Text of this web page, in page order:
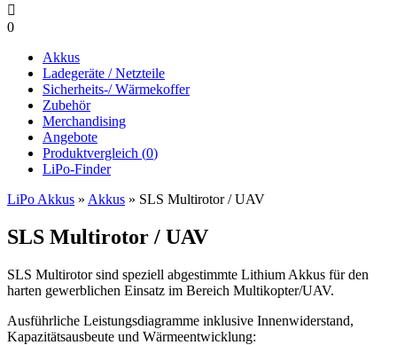

0
Akkus
Ladegeräte / Netzteile
Sicherheits-/ Wärmekoffer
Zubehör
Merchandising
Angebote
Produktvergleich (0)
LiPo-Finder
LiPo Akkus » Akkus » SLS Multirotor / UAV
SLS Multirotor / UAV
SLS Multirotor sind speziell abgestimmte Lithium Akkus für den
harten gewerblichen Einsatz im Bereich Multikopter/UAV.
Ausführliche Leistungsdiagramme inklusive Innenwiderstand,
Kapazitätsausbeute und Wärmeentwicklung: